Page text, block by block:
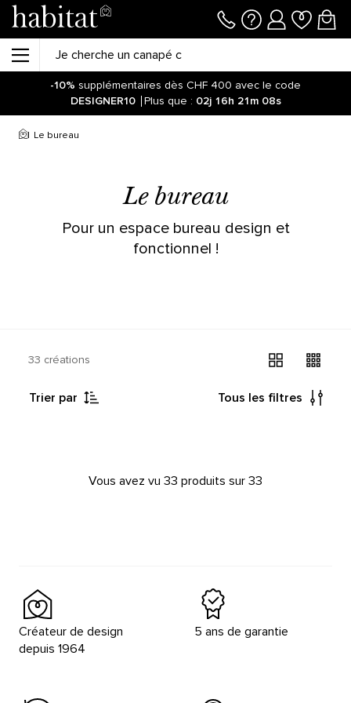
-10% supplémentaires dès CHF 400 avec le code
DESIGNER10
Plus que : 02j 16h 21m 08s
Le bureau
Le bureau
Pour un espace bureau design et
fonctionnel !
33 créations
Trier par Tous les filtres
Vous avez vu 33 produits sur 33
Créateur de design
depuis 1964
5 ans de garantie